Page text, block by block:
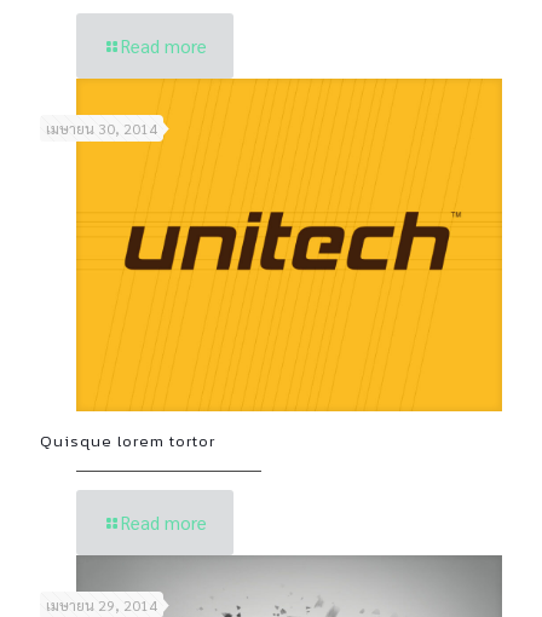
Read more
เมษายน 30, 2014
Quisque lorem tortor
Read more
เมษายน 29, 2014